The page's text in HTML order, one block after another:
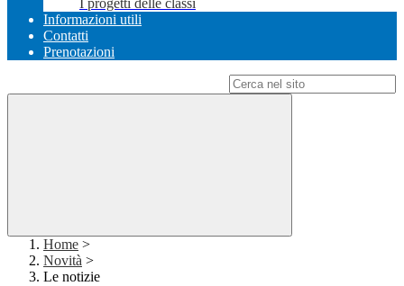
I progetti delle classi
Informazioni utili
Contatti
Prenotazioni
Home >
Novità >
Le notizie